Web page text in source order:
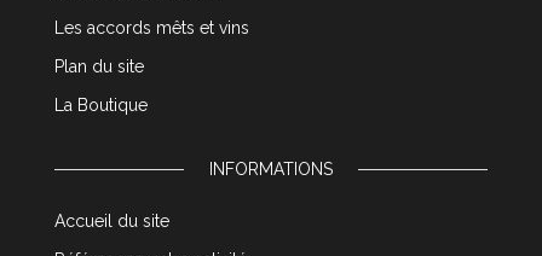
Les accords mêts et vins
Plan du site
La Boutique
INFORMATIONS
Accueil du site